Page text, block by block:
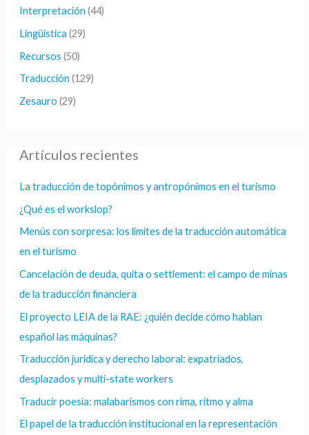
Interpretación (44)
Lingüística (29)
Recursos (50)
Traducción (129)
Zesauro (29)
Artículos recientes
La traducción de topónimos y antropónimos en el turismo
¿Qué es el workslop?
Menús con sorpresa: los límites de la traducción automática
en el turismo
Cancelación de deuda, quita o settlement: el campo de minas
de la traducción financiera
El proyecto LEIA de la RAE: ¿quién decide cómo hablan
español las máquinas?
Traducción jurídica y derecho laboral: expatriados,
desplazados y multi-state workers
Traducir poesía: malabarismos con rima, ritmo y alma
El papel de la traducción institucional en la representación